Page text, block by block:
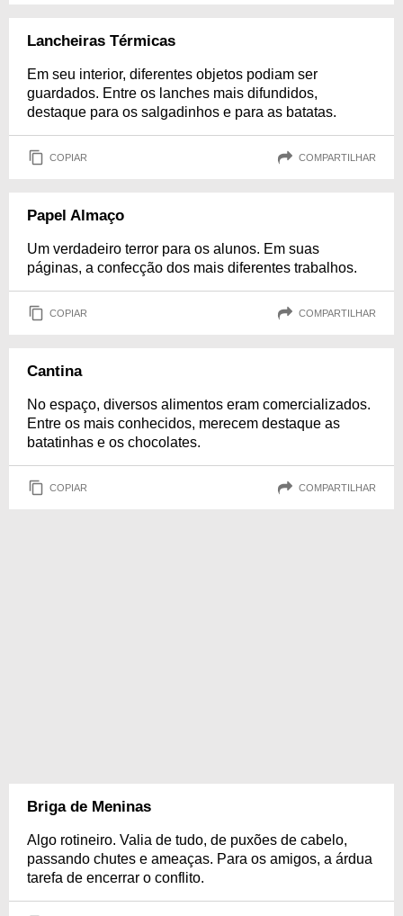
Lancheiras Térmicas
Em seu interior, diferentes objetos podiam ser
guardados. Entre os lanches mais difundidos,
destaque para os salgadinhos e para as batatas.
COPIAR COMPARTILHAR
Papel Almaço
Um verdadeiro terror para os alunos. Em suas
páginas, a confecção dos mais diferentes trabalhos.
COPIAR COMPARTILHAR
Cantina
No espaço, diversos alimentos eram comercializados.
Entre os mais conhecidos, merecem destaque as
batatinhas e os chocolates.
COPIAR COMPARTILHAR
Briga de Meninas
Algo rotineiro. Valia de tudo, de puxões de cabelo,
passando chutes e ameaças. Para os amigos, a árdua
tarefa de encerrar o conflito.